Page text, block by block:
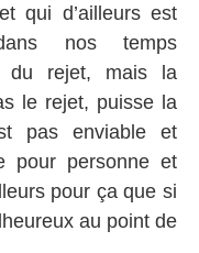
qui d’ailleurs est
nos temps
du rejet, mais la
le rejet, puisse la
pas enviable et
pour personne et
pour ça que si
au point de